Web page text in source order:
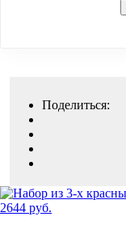
Поделиться: